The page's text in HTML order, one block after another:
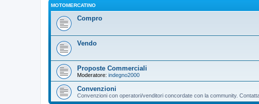
MOTOMERCATINO
Compro
Vendo
Proposte Commerciali
Moderatore: indegno2000
Convenzioni
Convenzioni con operatori/venditori concordate con la community.